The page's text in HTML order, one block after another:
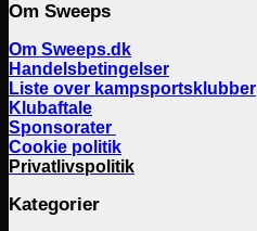
Om Sweeps
Om Sweeps.dk
Handelsbetingelser
Liste over kampsportsklubber
Klubaftale
Sponsorater
Cookie politik
Privatlivspolitik
Kategorier